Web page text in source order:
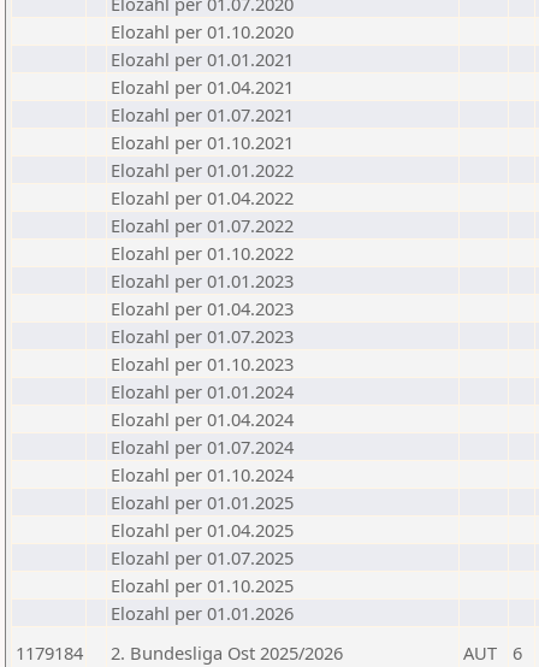
Elozahl per 01.10.2020
Elozahl per 01.01.2021
Elozahl per 01.04.2021
Elozahl per 01.07.2021
Elozahl per 01.10.2021
Elozahl per 01.01.2022
Elozahl per 01.04.2022
Elozahl per 01.07.2022
Elozahl per 01.10.2022
Elozahl per 01.01.2023
Elozahl per 01.04.2023
Elozahl per 01.07.2023
Elozahl per 01.10.2023
Elozahl per 01.01.2024
Elozahl per 01.04.2024
Elozahl per 01.07.2024
Elozahl per 01.10.2024
Elozahl per 01.01.2025
Elozahl per 01.04.2025
Elozahl per 01.07.2025
Elozahl per 01.10.2025
Elozahl per 01.01.2026
1179184
2. Bundesliga Ost 2025/2026 AUT 6